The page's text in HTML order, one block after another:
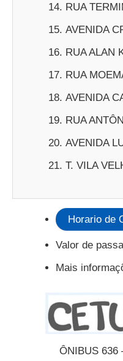
RUA
AVENIDA
RUA ALAN
RUA
AVENIDA
RUA
AVENIDA
T. VILA
Horario de
Valor de
Mais
ÔNIBUS 636